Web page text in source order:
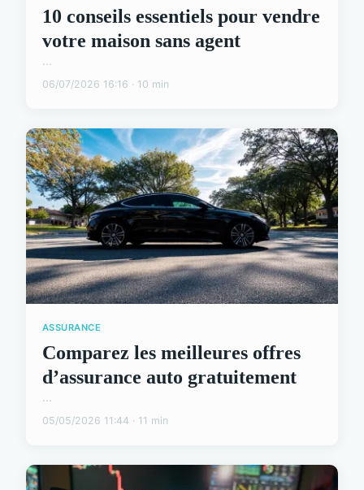
10 conseils essentiels pour vendre
votre maison sans agent
...
06/07/2026 16:16 · 10 min
ASSURANCE
Comparez les meilleures offres
d’assurance auto gratuitement
...
05/05/2026 11:44 · 11 min